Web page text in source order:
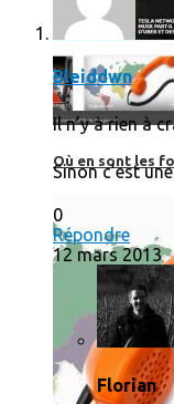
Où en sont les
Bleiddwn
Il n’y à rien à
Sinon c’est
0
Répondre
12 mars 2013
Florian